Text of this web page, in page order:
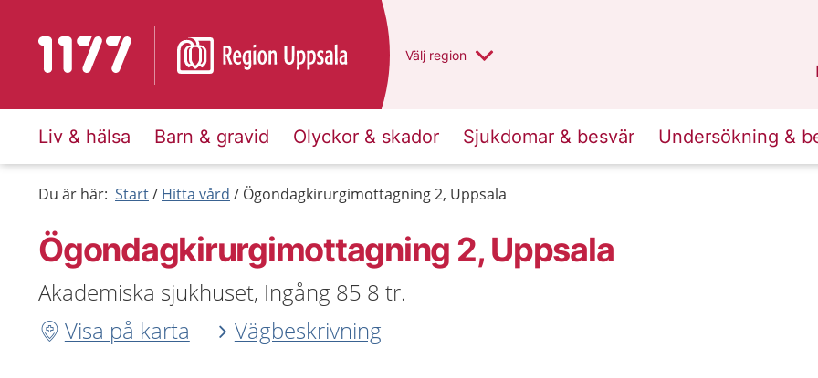
Till startsidan för 1177 Du har valt region
Välj en annan
region
Liv & hälsa Barn & gravid Olyckor & skador Sjukdomar & besvär Undersökning &
Du är här: Start Hitta vård Ögondagkirurgimottagning 2, Uppsala
Ögondagkirurgimottagning 2, Uppsala
Akademiska sjukhuset, Ingång 85 8 tr.
Visa på karta
Vägbeskrivning